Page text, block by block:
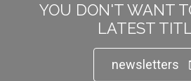
YOU DON'T WANT
LATEST
newsletters